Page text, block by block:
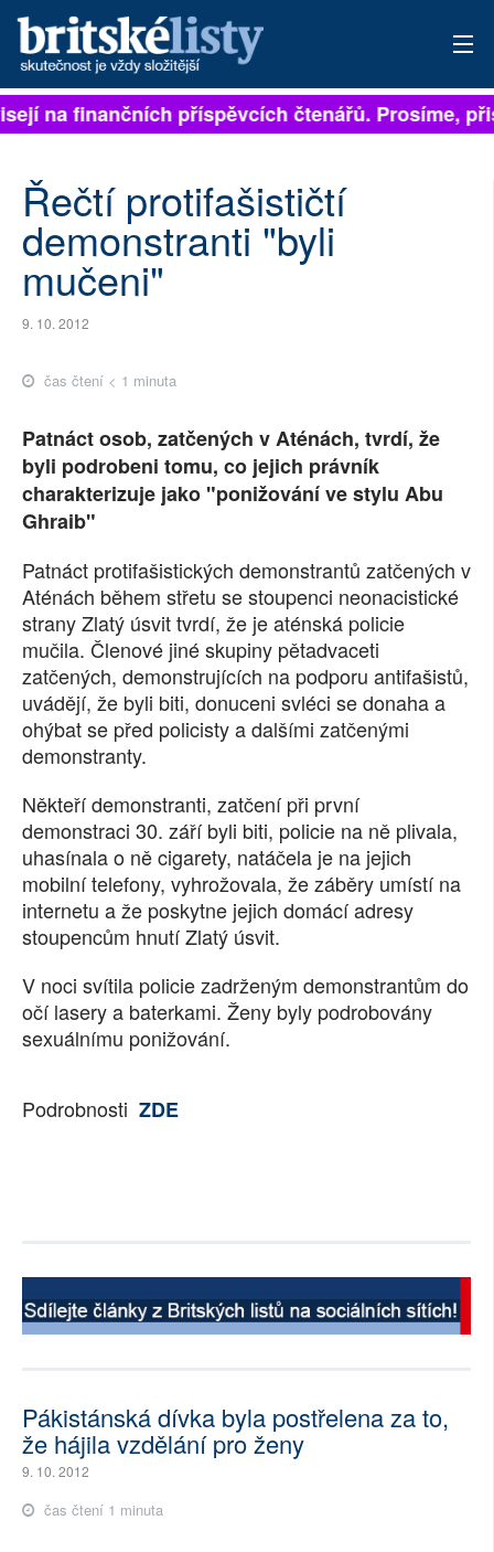
PŘIHLÁSIT
ARCHIV
ROZHOVORY
TÉMATA
NEJČTENĚJŠÍ ZA 7 DNÍ
PŘÍSPĚVKY NA PROVOZ
SOCIÁLNÍ SÍTĚ
RUBRIKY
PLNÁ VERZE STRÁNEK
na finančních příspěvcích čtenářů. Prosíme,
Řečtí protifašističtí
demonstranti "byli
mučeni"
9. 10. 2012
čas čtení < 1 minuta
Patnáct osob, zatčených v Aténách, tvrdí, že
byli podrobeni tomu, co jejich právník
charakterizuje jako "ponižování ve stylu Abu
Ghraib"
Patnáct protifašistických demonstrantů zatčených v
Aténách během střetu se stoupenci neonacistické
strany Zlatý úsvit tvrdí, že je aténská policie
mučila. Členové jiné skupiny pětadvaceti
zatčených, demonstrujících na podporu antifašistů,
uvádějí, že byli biti, donuceni svléci se donaha a
ohýbat se před policisty a dalšími zatčenými
demonstranty.
Někteří demonstranti, zatčení při první
demonstraci 30. září byli biti, policie na ně plivala,
uhasínala o ně cigarety, natáčela je na jejich
mobilní telefony, vyhrožovala, že záběry umístí na
internetu a že poskytne jejich domácí adresy
stoupencům hnutí Zlatý úsvit.
V noci svítila policie zadrženým demonstrantům do
očí lasery a baterkami. Ženy byly podrobovány
sexuálnímu ponižování.
Podrobnosti ZDE
Pákistánská dívka byla postřelena za to,
že hájila vzdělání pro ženy
9. 10. 2012
čas čtení 1 minuta